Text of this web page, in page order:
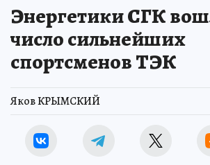
Энергетики СГК
число сильнейших
спортсменов ТЭК
Яков КРЫМСКИЙ